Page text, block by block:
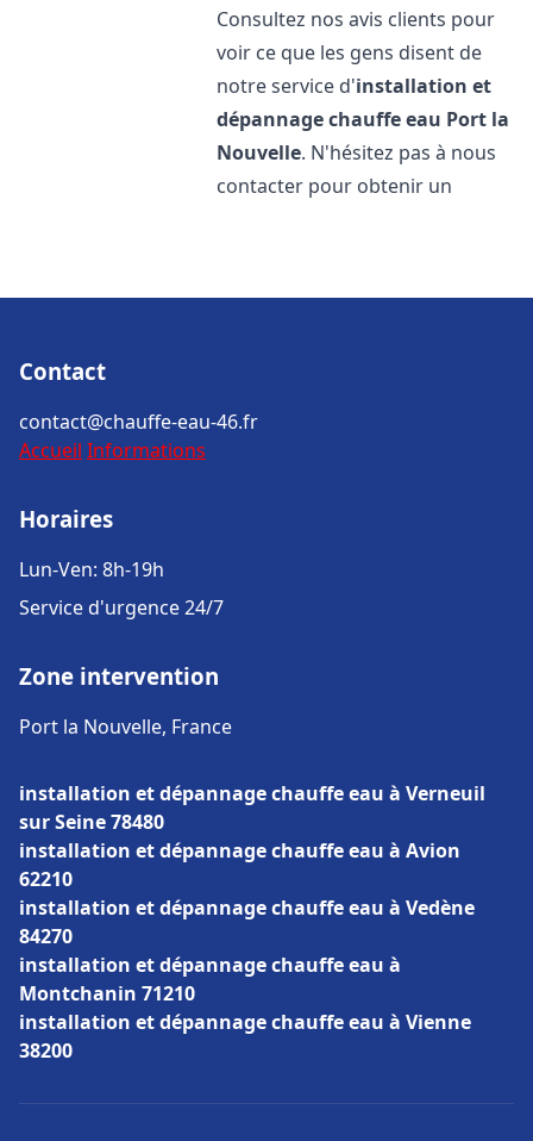
Consultez nos avis clients pour
voir ce que les gens disent de
notre service d'installation et
dépannage chauffe eau Port la
Nouvelle. N'hésitez pas à nous
contacter pour obtenir un
Contact
contact@chauffe-eau-46.fr
Accueil Informations
Horaires
Lun-Ven: 8h-19h
Service d'urgence 24/7
Zone intervention
Port la Nouvelle, France
installation et dépannage chauffe eau à Verneuil
sur Seine 78480
installation et dépannage chauffe eau à Avion
62210
installation et dépannage chauffe eau à Vedène
84270
installation et dépannage chauffe eau à
Montchanin 71210
installation et dépannage chauffe eau à Vienne
38200